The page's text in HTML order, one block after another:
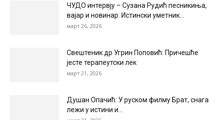
ЧУДО интервју – Сузана Рудић песникиња,
вајар и новинар: Истински уметник...
март 26, 2026
Свештеник др Угрин Поповић: Причешће
јесте терапеутски лек
март 21, 2026
Душан Опачић: У руском филму Брат, снага
лежи у истини и...